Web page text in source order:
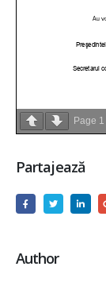
Page 1
Partajează
Author